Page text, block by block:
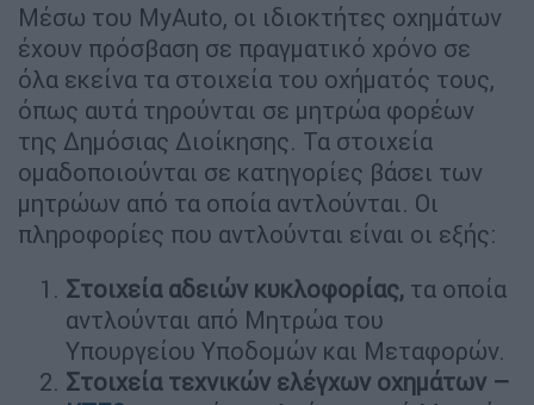
Μέσω του MyAuto, οι ιδιοκτήτες οχημάτων
έχουν πρόσβαση σε πραγματικό χρόνο σε
όλα εκείνα τα στοιχεία του οχήματός τους,
όπως αυτά τηρούνται σε μητρώα φορέων
της Δημόσιας Διοίκησης. Τα στοιχεία
ομαδοποιούνται σε κατηγορίες βάσει των
μητρώων από τα οποία αντλούνται. Οι
πληροφορίες που αντλούνται είναι οι εξής:
Στοιχεία αδειών κυκλοφορίας, τα οποία
αντλούνται από Μητρώα του
Υπουργείου Υποδομών και Μεταφορών.
Στοιχεία τεχνικών ελέγχων οχημάτων –